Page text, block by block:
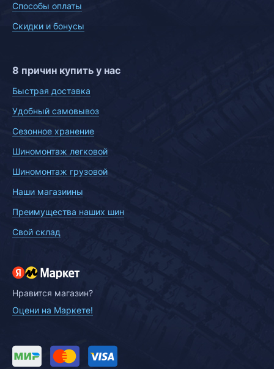
Способы оплаты
Скидки и бонусы
8 причин купить у нас
Быстрая доставка
Удобный самовывоз
Сезонное хранение
Шиномонтаж легковой
Шиномонтаж грузовой
Наши магазиины
Преимущества наших шин
Свой склад
Нравится магазин?
Оцени на Маркете!